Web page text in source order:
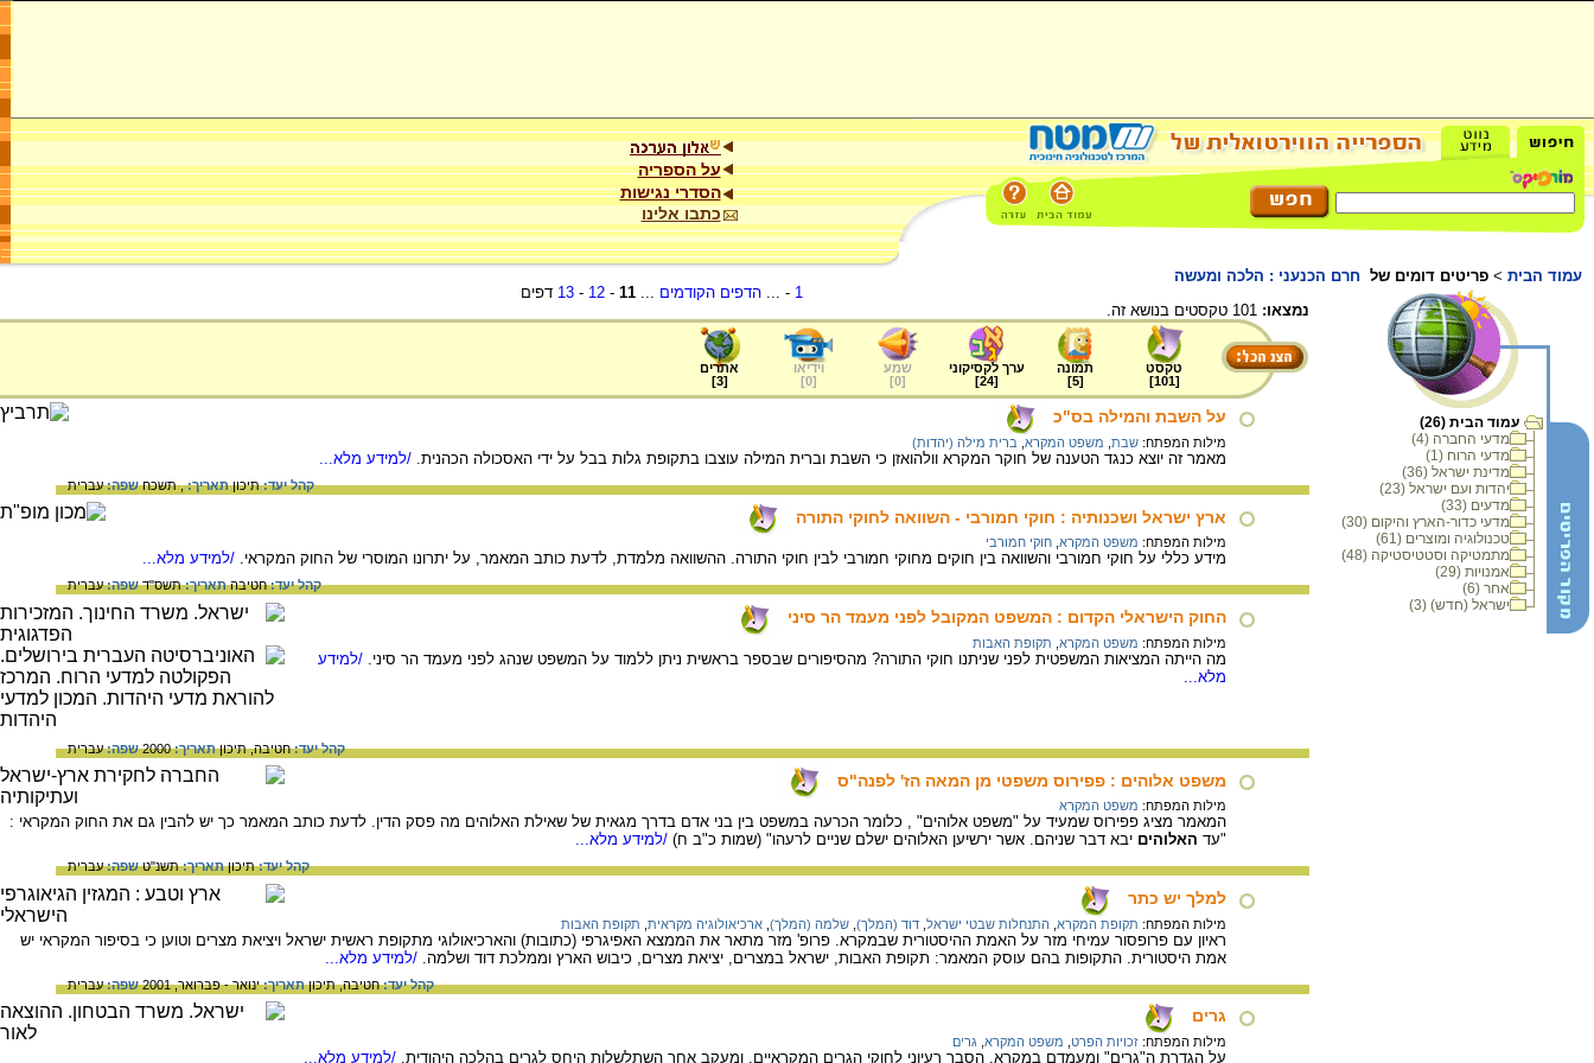
על הספריה
הסדרי נגישות
כתבו אלינו
עמוד הבית > פריטים דומים של חרם הכנעני : הלכה ומעשה
עמוד הבית (26)
מדעי החברה (4)
מדעי הרוח (1)
מדינת ישראל (36)
יהדות ועם ישראל (23)
מדעים (33)
מדעי כדור-הארץ והיקום (30)
טכנולוגיה ומוצרים (61)
מתמטיקה וסטטיסטיקה (48)
אמנויות (29)
אחר (6)
ישראל (חדש) (3)
1
- ... הדפים הקודמים ...
11
-
12
-
13 דפים
נמצאו:
טקסט
[
101
]
תמונה
[
5
]
ערך לקסיקוני
[
24
]
שמע
[
0
]
וידיאו
[
0
]
אתרים
[
3
]
על השבת והמילה בס"כ
מילות המפתח: שבת משפט המקרא ברית מילה (יהדות)
מאמר זה יוצא כנגד הטענה של חוקר המקרא וולהואזן כי השבת וברית המילה עוצבו בתקופת גלות בבל על ידי האסכולה הכהנית. /למידע מלא...
קהל יעד:תיכוןתאריך:, תשכחשפה:עברית
ארץ ישראל ושכנותיה : חוקי חמורבי - השוואה לחוקי התורה
מילות המפתח: משפט המקרא חוקי חמורבי
מידע כללי על חוקי חמורבי והשוואה בין חוקים מחוקי חמורבי לבין חוקי התורה. ההשוואה מלמדת, לדעת כותב המאמר, על יתרונו המוסרי של החוק המקראי. /למידע מלא...
קהל יעד:חטיבהתאריך:תשס"דשפה:עברית
החוק הישראלי הקדום : המשפט המקובל לפני מעמד הר סיני
מילות המפתח: משפט המקרא תקופת האבות
מה הייתה המציאות המשפטית לפני שניתנו חוקי התורה? מהסיפורים שבספר בראשית ניתן ללמוד על המשפט שנהג לפני מעמד הר סיני. /למידע
מלא...
קהל יעד:חטיבה,תיכוןתאריך:2000 שפה:עברית
משפט אלוהים : פפירוס משפטי מן המאה הז' לפנה"ס
מילות המפתח: משפט המקרא
המאמר מציג פפירוס שמעיד על "משפט אלוהים" , כלומר הכרעה במשפט בין בני אדם בדרך מגאית של שאילת האלוהים מה פסק הדין. לדעת כותב המאמר כך יש להבין גם את החוק המקראי :
"עד האלוהים יבא דבר שניהם. אשר ירשיען האלוהים ישלם שניים לרעהו" (שמות כ"ב ח) /למידע מלא...
קהל יעד:תיכוןתאריך:תשנ"טשפה:עברית
למלך יש כתר
מילות המפתח: תקופת המקרא התנחלות שבטי ישראל דוד (המלך) שלמה (המלך) ארכיאולוגיה מקראית תקופת האבות
ראיון עם פרופסור עמיחי מזר על האמת ההיסטורית שבמקרא. פרופ' מזר מתאר את הממצא האפיגרפי (כתובות) והארכיאולוגי מתקופת ראשית ישראל ויציאת מצרים וטוען כי בסיפור המקראי יש
אמת היסטורית. התקופות בהם עוסק המאמר: תקופת האבות, ישראל במצרים, יציאת מצרים, כיבוש הארץ וממלכת דוד ושלמה. /למידע מלא...
קהל יעד:חטיבה,תיכוןתאריך:ינואר - פברואר, 2001 שפה:עברית
גרים
מילות המפתח: זכויות הפרט משפט המקרא גרים
על הגדרת ה"גרים" ומעמדם במקרא. הסבר רעיוני לחוקי הגרים המקראיים, ומעקב אחר השתלשלות היחס לגרים בהלכה היהודית. /למידע מלא...